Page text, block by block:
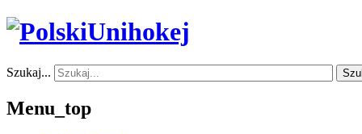
Szukaj...
Menu_top